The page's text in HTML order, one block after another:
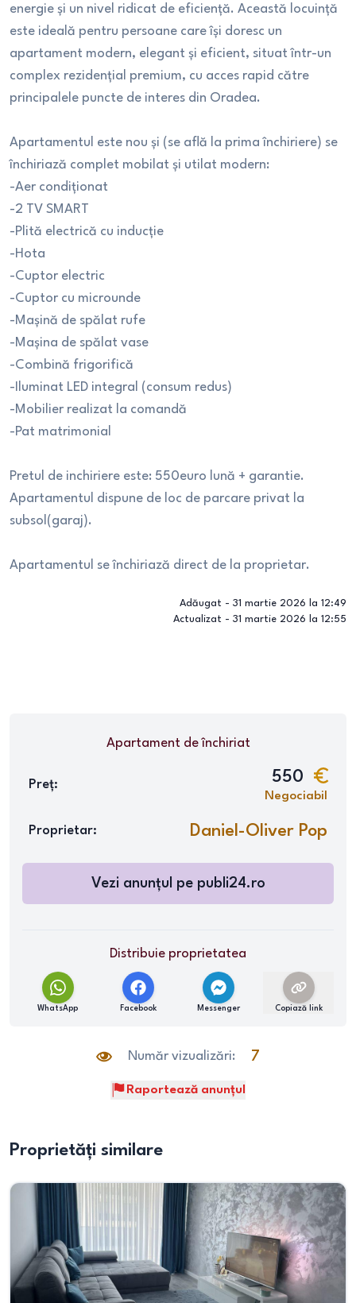
energie și un nivel ridicat de eficiență. Această locuință
este ideală pentru persoane care își doresc un
apartament modern, elegant și eficient, situat într-un
complex rezidențial premium, cu acces rapid către
principalele puncte de interes din Oradea.
Apartamentul este nou și (se află la prima închiriere) se
închiriază complet mobilat și utilat modern:
-Aer condiționat
-2 TV SMART
-Plită electrică cu inducție
-Hota
-Cuptor electric
-Cuptor cu microunde
-Mașină de spălat rufe
-Mașina de spălat vase
-Combină frigorifică
-Iluminat LED integral (consum redus)
-Mobilier realizat la comandă
-Pat matrimonial
Pretul de inchiriere este: 550euro lună + garantie.
Apartamentul dispune de loc de parcare privat la
subsol(garaj).
Apartamentul se închiriază direct de la proprietar.
Adăugat - 31 martie 2026 la 12:49
Actualizat - 31 martie 2026 la 12:55
Apartamentde închiriat
Preț: 550
Negociabil
Proprietar: Daniel-Oliver Pop
Vezi anunțul pe publi24.ro
Distribuie proprietatea
WhatsApp Facebook Messenger Copiază link
Număr vizualizări: 7
Raportează anunțul
Proprietăți similare